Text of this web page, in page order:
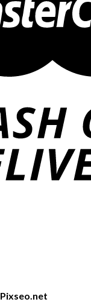
Pixseo.net